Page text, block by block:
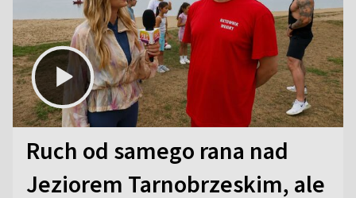
Ruch od samego rana nad
Jeziorem Tarnobrzeskim, ale